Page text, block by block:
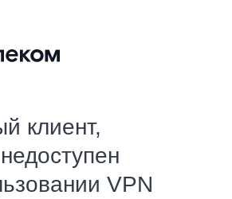
клиент,
VPN